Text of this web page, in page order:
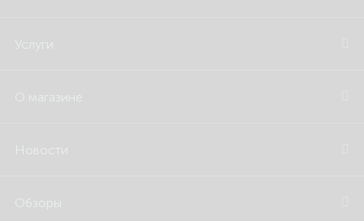
Услуги
О магазине
Новости
Обзоры